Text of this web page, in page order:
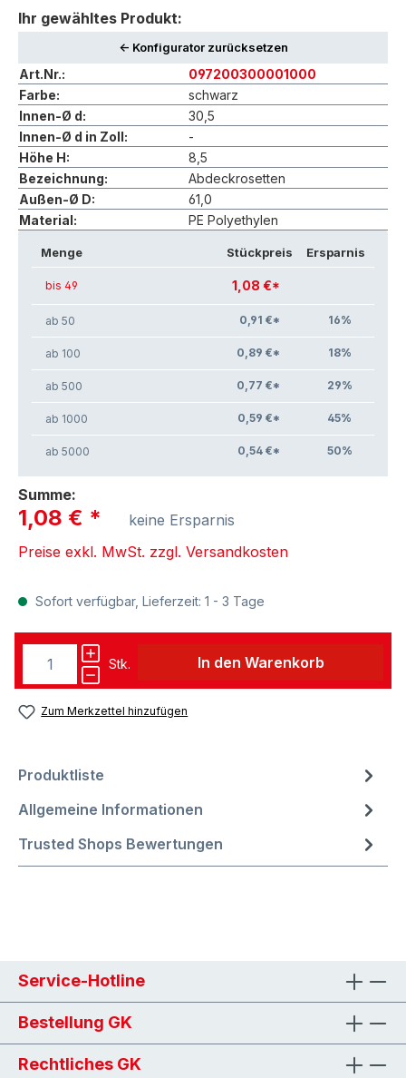
Ihr gewähltes Produkt:
<- Konfigurator zurücksetzen
Art.Nr.:
097200300001000
Farbe:
schwarz
Innen-Ø d:
30,5
Innen-Ø d in Zoll:
-
Höhe H:
8,5
Bezeichnung:
Abdeckrosetten
Außen-Ø D:
61,0
Material:
PE Polyethylen
Menge Stückpreis Ersparnis
bis 49 1,08 €*
ab 50 0,91 €* 16%
ab 100 0,89 €* 18%
ab 500 0,77 €* 29%
ab 1000 0,59 €* 45%
ab 5000 0,54 €* 50%
Summe:
1,08 € *
keine Ersparnis
Preise exkl. MwSt. zzgl. Versandkosten
Sofort verfügbar, Lieferzeit: 1 - 3 Tage
Stk. In den Warenkorb
Zum Merkzettel hinzufügen
Produktliste
Allgemeine Informationen
Trusted Shops Bewertungen
Service-Hotline
Bestellung GK
Rechtliches GK